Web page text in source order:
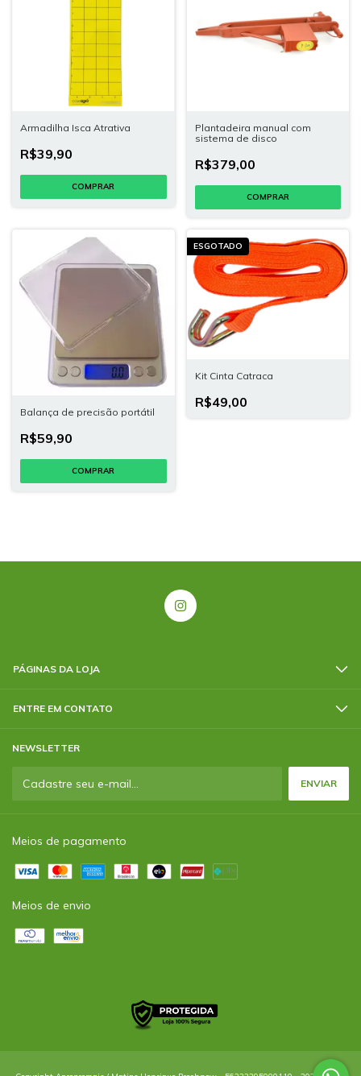
Armadilha Isca Atrativa
R$39,90
Plantadeira manual com
sistema de disco
R$379,00
Balança de precisão portátil
R$59,90
ESGOTADO
Kit Cinta Catraca
R$49,00
PÁGINAS DA LOJA
ENTRE EM CONTATO
NEWSLETTER
Meios de pagamento
Meios de envio